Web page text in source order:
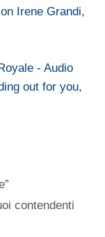
Irene Grandi,
- Audio
out for you,
contendenti